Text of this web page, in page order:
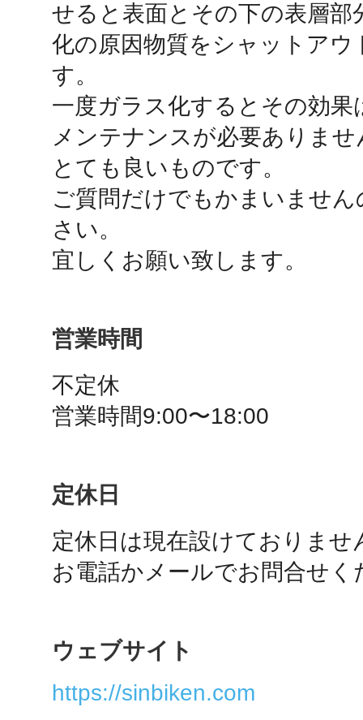
せると表面とその下の表層部
化の原因物質をシャットア
す。
一度ガラス化するとその効果
メンテナンスが必要ありませ
とても良いものです。
ご質問だけでもかまいませ
さい。
宜しくお願い致します。
営業時間
不定休
営業時間9:00〜18:00
定休日
定休日は現在設けておりませ
お電話かメールでお問合せく
ウェブサイト
https://sinbiken.com
生駒
秋葉原
日置
多度津